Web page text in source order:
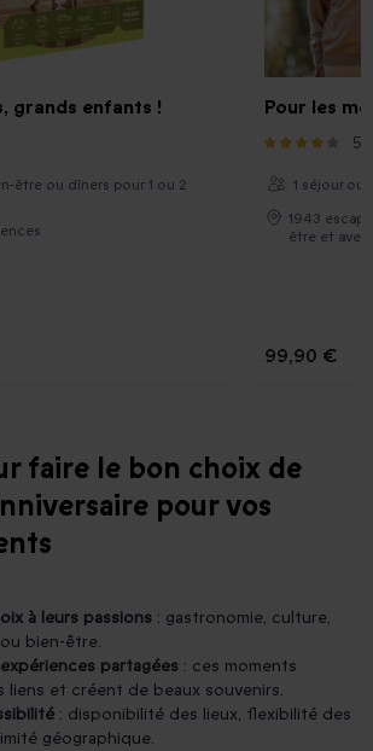
grands enfants !
être ou dîners pour 1 ou 2
Pour les
1 séjour ou
1943
être et
99,90 €
faire le bon choix de
pour vos
à leurs passions : gastronomie, culture,
bien-être.
partagées : ces moments
liens et créent de beaux souvenirs.
: disponibilité des lieux, flexibilité des
géographique.